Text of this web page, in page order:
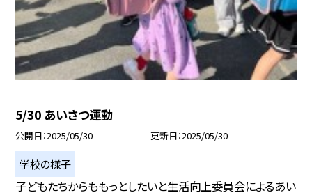
5/30 あいさつ運動
公開日 2025/05/30 更新日 2025/05/30
学校の様子
子どもたちからももっとしたいと生活向上委員会によるあい